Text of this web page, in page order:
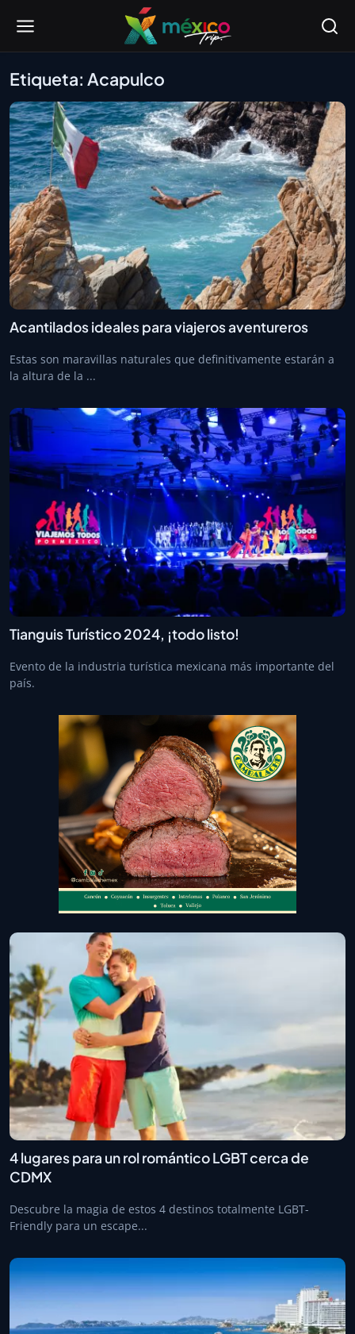
Etiqueta: Acapulco
Acantilados ideales para viajeros aventureros
Estas son maravillas naturales que definitivamente estarán a
la altura de la ...
Tianguis Turístico 2024, ¡todo listo!
Evento de la industria turística mexicana más importante del
país.
4 lugares para un rol romántico LGBT cerca de
CDMX
Descubre la magia de estos 4 destinos totalmente LGBT-
Friendly para un escape...